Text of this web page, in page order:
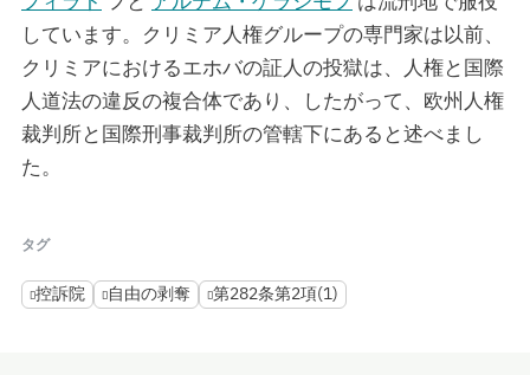
しています。クリミア人権グループの専門家は以前、
クリミアにおけるエホバの証人の投獄は、人権と国際
人道法の違反の複合体であり、したがって、欧州人権
裁判所と国際刑事裁判所の管轄下にあると述べまし
た。
タグ
控訴院 自由の剥奪 第282条第2項(1)